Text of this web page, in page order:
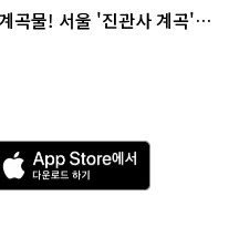
곡물! 서울 '진관사 계곡'이
A
p
p